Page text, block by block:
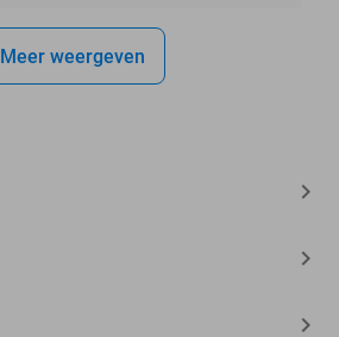
Meer weergeven